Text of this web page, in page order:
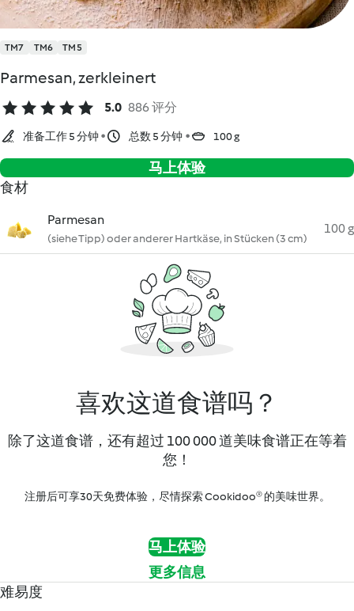
TM7 TM6 TM5
Parmesan, zerkleinert
5.0 886 评分
准备工作 5 分钟 总数 5 分钟 100 g
马上体验
食材
Parmesan
(siehe Tipp) oder anderer Hartkäse, in Stücken (3 cm)
100 g
喜欢这道食谱吗？
除了这道食谱，还有超过 100 000 道美味食谱正在等着
您！
注册后可享30天免费体验，尽情探索 Cookidoo® 的美味世界。
马上体验
更多信息
难易度